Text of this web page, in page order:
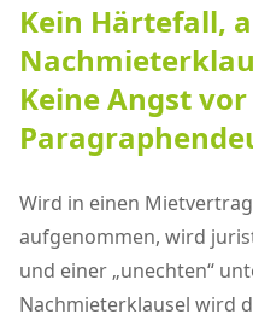
Kein Härtefall,
Keine Angst vor
Wird in einen
aufgenommen, wird
und einer „unechten“
Nachmieterklausel wird